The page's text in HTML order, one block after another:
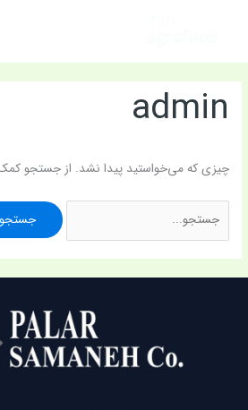
admin
چیزی که می‌خواستید پیدا نشد. از جستجو